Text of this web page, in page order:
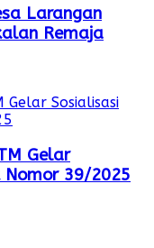
Larangan
Remaja
Gelar
Nomor 39/2025